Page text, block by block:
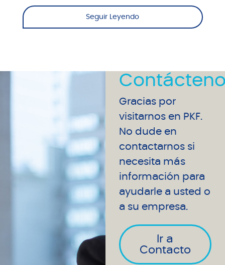
Seguir Leyendo
Gracias por
visitarnos en PKF.
No dude en
contactarnos si
necesita más
información para
ayudarle a usted o
a su empresa.
Ir a
Contacto